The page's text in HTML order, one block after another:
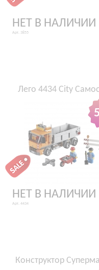
НЕТ В НАЛИЧИИ
Арт. 3855
Лего 4434 City
НЕТ В НАЛИЧИИ
Арт. 4434
Конструктор